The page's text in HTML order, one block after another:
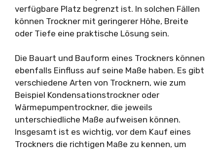
verfügbare Platz begrenzt ist. In solchen Fällen
können Trockner mit geringerer Höhe, Breite
oder Tiefe eine praktische Lösung sein.
Die Bauart und Bauform eines Trockners können
ebenfalls Einfluss auf seine Maße haben. Es gibt
verschiedene Arten von Trocknern, wie zum
Beispiel Kondensationstrockner oder
Wärmepumpentrockner, die jeweils
unterschiedliche Maße aufweisen können.
Insgesamt ist es wichtig, vor dem Kauf eines
Trockners die richtigen Maße zu kennen, um